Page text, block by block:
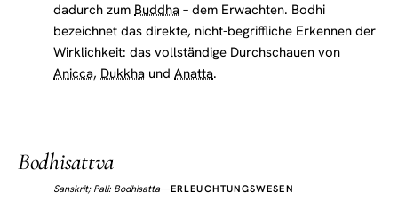
dadurch zum Buddha – dem Erwachten. Bodhi
bezeichnet das direkte, nicht-begriffliche Erkennen der
Wirklichkeit: das vollständige Durchschauen von
Anicca, Dukkha und Anatta.
Bodhisattva
Sanskrit; Pali: Bodhisatta—ERLEUCHTUNGSWESEN